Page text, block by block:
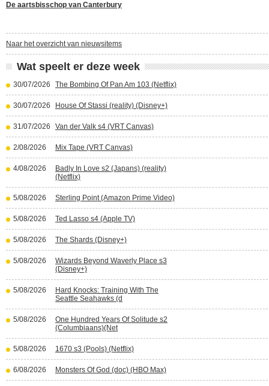
De aartsbisschop van Canterbury
Naar het overzicht van nieuwsitems
Wat speelt er deze week
30/07/2026 The Bombing Of Pan Am 103 (Netflix)
30/07/2026 House Of Stassi (reality) (Disney+)
31/07/2026 Van der Valk s4 (VRT Canvas)
2/08/2026 Mix Tape (VRT Canvas)
4/08/2026
Badly In Love s2 (Japans) (reality)
(Netflix)
5/08/2026 Sterling Point (Amazon Prime Video)
5/08/2026 Ted Lasso s4 (Apple TV)
5/08/2026 The Shards (Disney+)
5/08/2026
Wizards Beyond Waverly Place s3
(Disney+)
5/08/2026
Hard Knocks: Training With The
Seattle Seahawks (d
5/08/2026
One Hundred Years Of Solitude s2
(Columbiaans)(Net
5/08/2026 1670 s3 (Pools) (Netflix)
6/08/2026 Monsters Of God (doc) (HBO Max)